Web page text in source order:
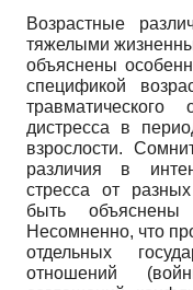
Возрастные
тяжелыми
объяснены
спецификой
дистресса в
взрослости.
различия в
стресса от
быть объяснены
Несомненно, что
отдельных
отношений